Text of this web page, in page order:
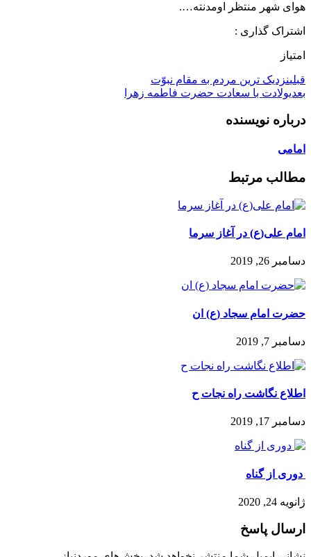
هوای شهر منتظر اومدنته….
اشتراک گذاری :
امتیاز
قبلینزدیک ترین مردم به مقام نبوّت
بعدیولادت با سعادت حضرت فاطمه زهرا
درباره نویسنده
امامی
مطالب مرتبط
امام علی(ع) در آغاز سرما
دسامبر 26, 2019
حضرت امام سجاد (ع) ان
دسامبر 7, 2019
اطلاع نگاشت راه نجات ح
دسامبر 17, 2019
️ دوری از گناه
ژانویه 24, 2020
ارسال پاسخ